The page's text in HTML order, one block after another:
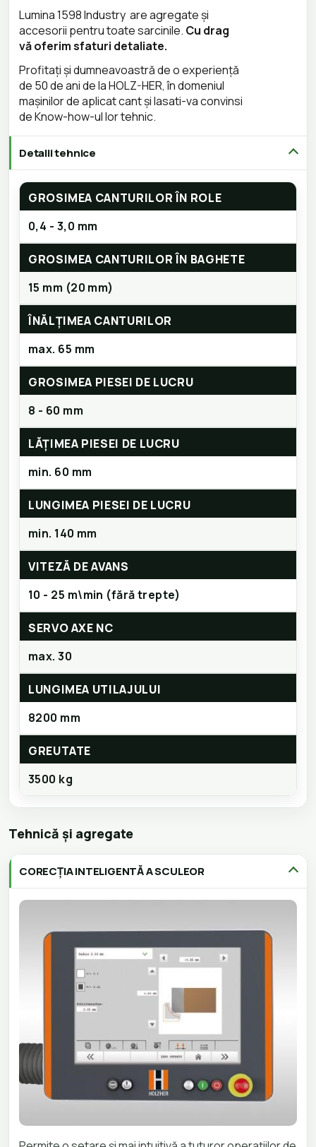
Lumina 1598 Industry are agregate și
accesorii pentru toate sarcinile. Cu drag
vă oferim sfaturi detaliate.
Profitați și dumneavoastră de o experiență
de 50 de ani de la HOLZ-HER, în domeniul
mașinilor de aplicat cant și lasati-va convinsi
de Know-how-ul lor tehnic.
Detalii tehnice
GROSIMEA CANTURILOR ÎN ROLE
0,4 - 3,0 mm
GROSIMEA CANTURILOR ÎN BAGHETE
15 mm (20 mm)
ÎNĂLȚIMEA CANTURILOR
max. 65 mm
GROSIMEA PIESEI DE LUCRU
8 - 60 mm
LĂȚIMEA PIESEI DE LUCRU
min. 60 mm
LUNGIMEA PIESEI DE LUCRU
min. 140 mm
VITEZĂ DE AVANS
10 - 25 m\min (fără trepte)
SERVO AXE NC
max. 30
LUNGIMEA UTILAJULUI
8200 mm
GREUTATE
3500 kg
Tehnică și agregate
CORECȚIA INTELIGENTĂ A SCULEOR